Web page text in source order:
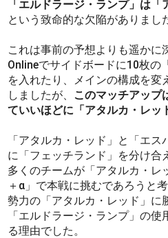
「エルドラージ・ランプ」は
という致命的な欠陥がありまし
これは事前の予想よりも遥か
Onlineでサイドボードに10枚の
を入れたり、メインの構成を変
しましたが、 このマッチアップ
ていいほどに「アタルカ・レッ
「アタルカ・レッド」と「エ
に「フェッチランド」を分け合
多くのチームが「アタルカ・
＋α」で本戦に挑むであろうと
勢力の「アタルカ・レッド」に
「エルドラージ・ランプ」の
る理由でした。